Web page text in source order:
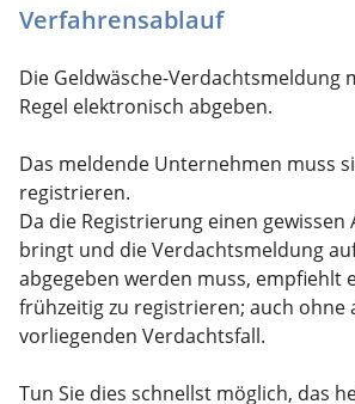
Verfahrensablauf
Die Geldwäsche-Verdachtsmeldung
Regel elektronisch abgeben.
Das meldende Unternehmen muss
registrieren.
Da die Registrierung einen gewissen
bringt und die Verdachtsmeldung
abgegeben werden muss, empfiehlt
frühzeitig zu registrieren; auch ohne
vorliegenden Verdachtsfall.
Tun Sie dies schnellst möglich, das